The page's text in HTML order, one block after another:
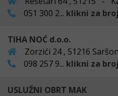
051 300 2... klikni za broj
TIHA NOĆ d.o.o.
Zorzići 24 , 51216
098 257 9... klikni za broj
USLUŽNI OBRT MAK